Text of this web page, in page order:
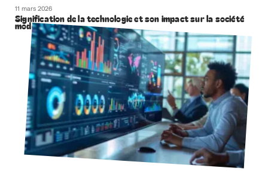
11 mars 2026
Signification de la technologie et son impact sur la société
moderne